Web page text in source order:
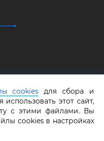
cookies для сбора и
этот сайт,
с этими файлами. Вы
cookies в настройках